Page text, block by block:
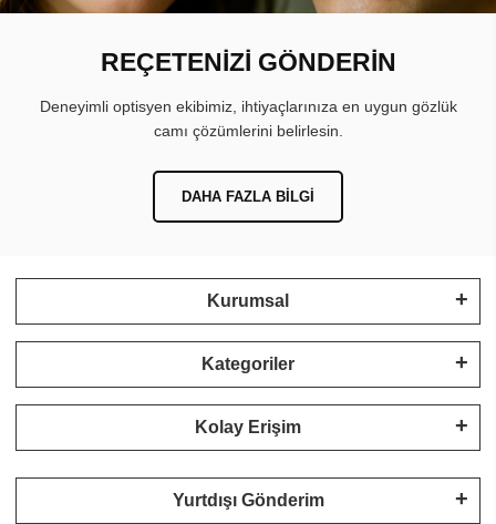
REÇETENİZİ GÖNDERİN
Deneyimli optisyen ekibimiz, ihtiyaçlarınıza en uygun gözlük
camı çözümlerini belirlesin.
DAHA FAZLA BILGI
Kurumsal
Kategoriler
Kolay Erişim
Yurtdışı Gönderim